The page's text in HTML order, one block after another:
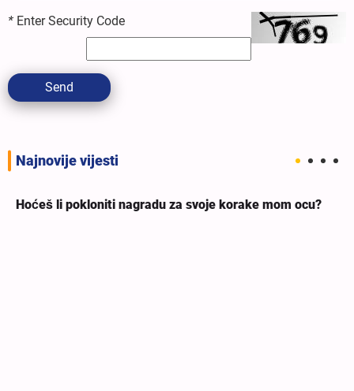
* Enter Security Code
Send
Najnovije vijesti
Hoćeš li pokloniti nagradu za svoje korake mom ocu?